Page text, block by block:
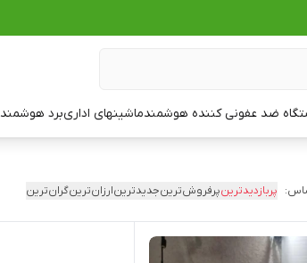
ضد عفونی کننده هوشمندماشینهای اداریبرد هوشمند
پربازدیدترینپرفروش‌ترینجدیدترینارزان‌ترینگران‌ترین